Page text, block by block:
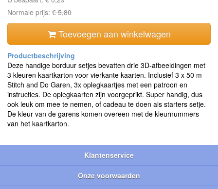
Normale prijs: € 5,80
Toevoegen aan winkelwagen
Deze handige borduur setjes bevatten drie 3D-afbeeldingen met
3 kleuren kaartkarton voor vierkante kaarten. Inclusief 3 x 50 m
Stitch and Do Garen, 3x oplegkaartjes met een patroon en
instructies. De oplegkaarten zijn voorgeprikt. Super handig, dus
ook leuk om mee te nemen, of cadeau te doen als starters setje.
De kleur van de garens komen overeen met de kleurnummers
van het kaartkarton.
Klantenservice
Onze voorwaarden